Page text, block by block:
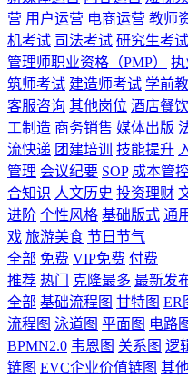
营 用户运营 电商运营 教师
机考试 司法考试 研究生考试
管理师职业资格（PMP）
执
筑师考试 建造师考试 学前
客服咨询 其他岗位 酒店餐饮
工制造 商务销售 媒体出版
流快递 团建培训 技能提升
管理 会议纪要 SOP 成本管
合知识 人文历史 投资理财
进阶 个性风格 基础版式 通
戏 旅游美食 节日节气
全部 免费 VIP免费 付费
推荐 热门 克隆最多 最新发
全部 基础流程图 甘特图 ER
流程图 泳道图 平面图 电路
BPMN2.0 韦恩图 关系图 逻
链图 EVC企业价值链图 其